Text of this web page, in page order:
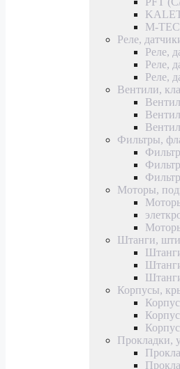
M-
Реле,
Реле,
Реле,
Реле,
Вентили,
Фильтры,
Моторы,
Штанги,
Корпусы,
Прокладки,